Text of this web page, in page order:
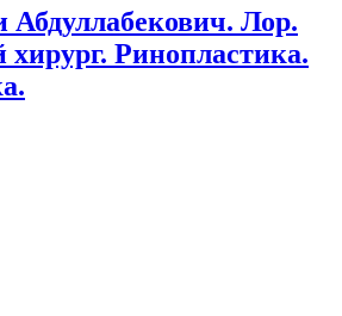
Абдуллабекович. Лор.
Ринопластика.